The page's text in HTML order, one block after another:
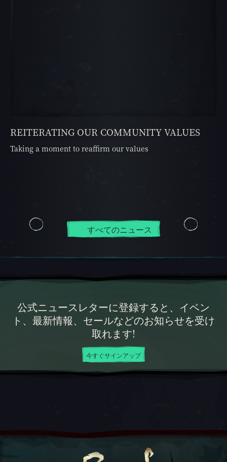
REITERATING OUR COMMUNITY VALUES
Taking a moment to reaffirm our values
すべてのニュース
公式ニュースレターに登録すると、イベン
ト、最新情報、セールなどのお知らせを受け
取れます!
今すぐサインアップ